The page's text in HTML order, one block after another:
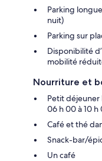
Parking
nuit)
Parking sur
Disponibilité
mobilité
Nourriture et
Petit
06 h 00 à 10 h
Café et thé
Snack-bar/
Un café